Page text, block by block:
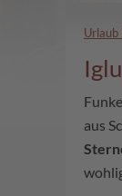
Urlaub
aus